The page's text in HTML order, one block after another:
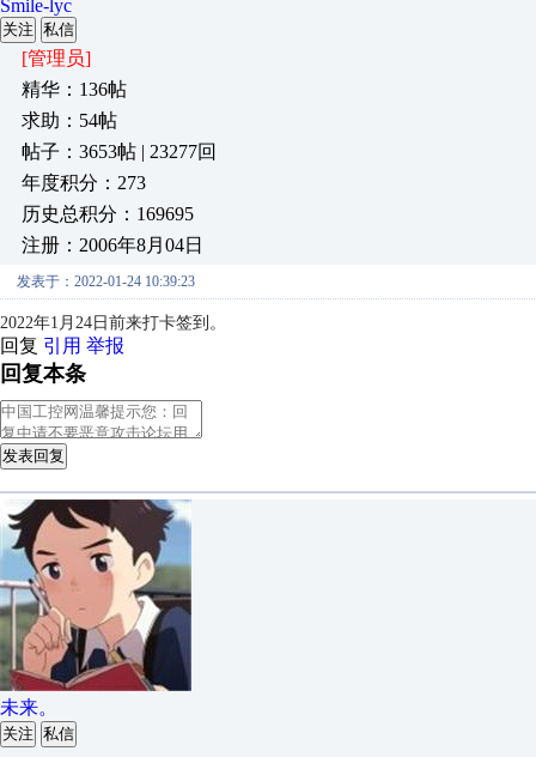
Smile-lyc
关注 私信
[管理员]
精华：136帖
求助：54帖
帖子：3653帖 | 23277回
年度积分：273
历史总积分：169695
注册：2006年8月04日
发表于：2022-01-24 10:39:23
2022年1月24日前来打卡签到。
回复 引用 举报
回复本条
发表回复
未来。
关注 私信